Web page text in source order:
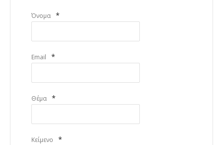
Όνομα *
Email *
Θέμα *
Κείμενο *